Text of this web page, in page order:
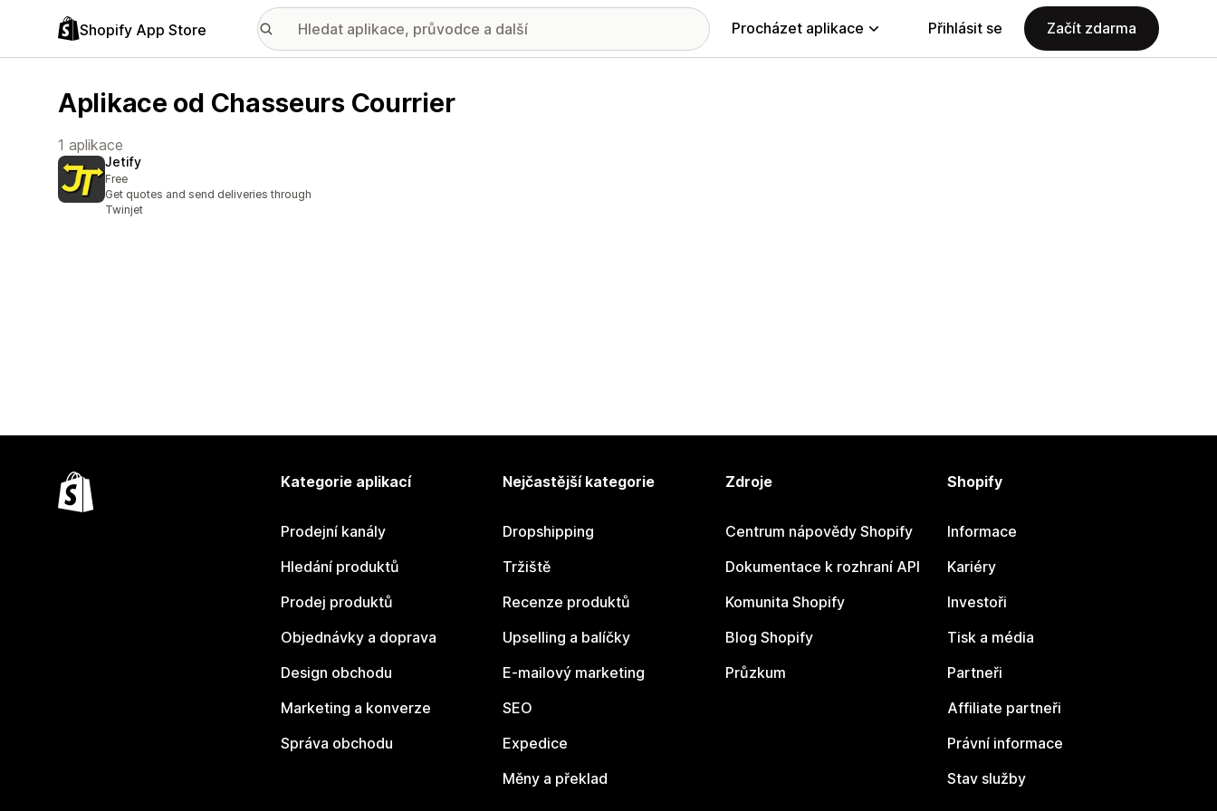
Shopify App Store Procházet aplikace Přihlásit se Začít zdarma
Aplikace od Chasseurs Courrier
1 aplikace
Jetify
Free
Get quotes and send deliveries through
Twinjet
Kategorie aplikací
Prodejní kanály
Hledání produktů
Prodej produktů
Objednávky a doprava
Design obchodu
Marketing a konverze
Správa obchodu
Nejčastější kategorie
Dropshipping
Tržiště
Recenze produktů
Upselling a balíčky
E-mailový marketing
SEO
Expedice
Měny a překlad
Zdroje
Centrum nápovědy Shopify
Dokumentace k rozhraní API
Komunita Shopify
Blog Shopify
Průzkum
Shopify
Informace
Kariéry
Investoři
Tisk a média
Partneři
Affiliate partneři
Právní informace
Stav služby